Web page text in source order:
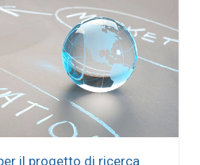
il progetto di ricerca